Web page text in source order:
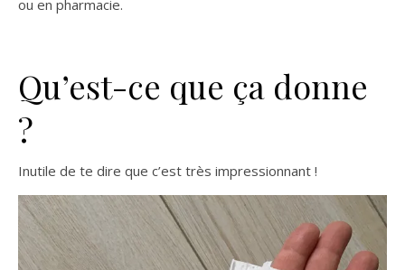
ou en pharmacie.
Qu’est-ce que ça donne
?
Inutile de te dire que c’est très impressionnant !